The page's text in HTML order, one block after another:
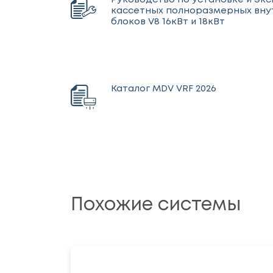
кассетных полноразмерных
блоков V8 16кВт и 18кВт
Каталог MDV VRF 2026
Похожие системы